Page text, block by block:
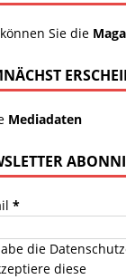
Sie die
Mediadaten
*
die
diese